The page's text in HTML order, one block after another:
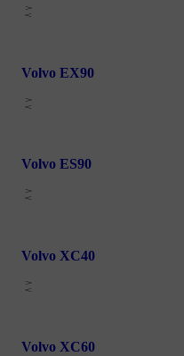
Volvo EX90
Volvo ES90
Volvo XC40
Volvo XC60